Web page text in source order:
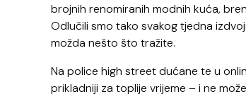
brojnih renomiranih modnih kuća,
Odlučili smo tako svakog tjedna
možda nešto što tražite.
Na police high street dućane te u
prikladniji za toplije vrijeme – i ne